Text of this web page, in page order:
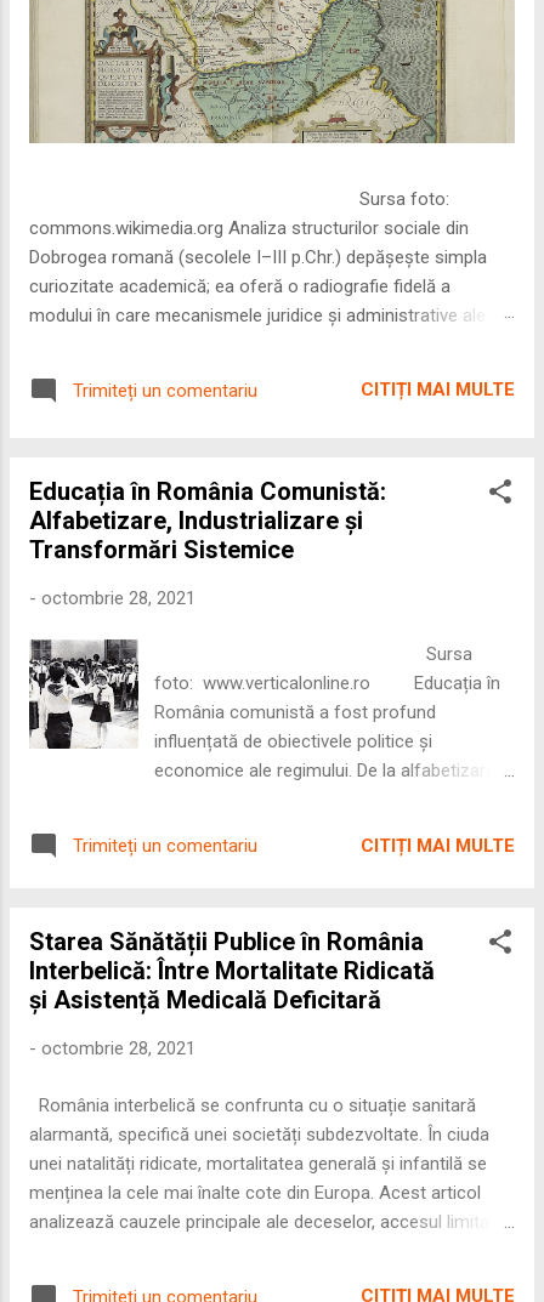
Sursa foto:
commons.wikimedia.org Analiza structurilor sociale din
Dobrogea romană (secolele I–III p.Chr.) depășește simpla
curiozitate academică; ea oferă o radiografie fidelă a
modului în care mecanismele juridice și administrative ale
Marea Neagră. Într-o epocă în care prosperitatea
excepțională a lumii romane era susținută de o mobilitate
și culturală. Urmărirea penetrării elementului roman – în
special a cetățenilor romani ( cives Romani ) în țesutul urban
și rural dobrogean – ne permite să măsurăm cu precizie
Trimiteți un comentariu CITIȚI MAI MULTE
Educația în România Comunistă:
Alfabetizare, Industrializare și
Transformări Sistemice
- octombrie 28, 2021
Sursa
foto: www.verticalonline.ro Educația în
România comunistă a fost profund
influențată de obiectivele politice și
economice ale regimului. De la alfabetizarea
formarea forței de muncă pentru industrie,
analizează evoluția educației între 1945 și
1989, evidențiind realizările, limitele și
impactul asupra societății. 📚 Alfabetizarea
alfabetizare lansat în 1945 viza 4 milioane de
cuprinderea tuturor copiilor în învățământul
primar și secundar • Investiții majore în infr...
Trimiteți un comentariu CITIȚI MAI MULTE
Starea Sănătății Publice în România
Interbelică: Între Mortalitate Ridicată
și Asistență Medicală Deficitară
- octombrie 28, 2021
România interbelică se confrunta cu o situație sanitară
alarmantă, specifică unei societăți subdezvoltate. În ciuda
unei natalități ridicate, mortalitatea generală și infantilă se
menținea la cele mai înalte cote din Europa. Acest articol
analizează cauzele principale ale deceselor, accesul limitat la
acestor factori asupra sănătății populației. 📉 Indicatori
Trimiteți un comentariu CITIȚI MAI MULTE